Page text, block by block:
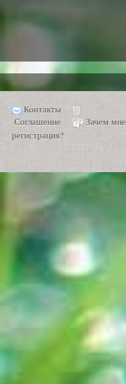
Контакты
Соглашение
Зачем мне
регистрация?